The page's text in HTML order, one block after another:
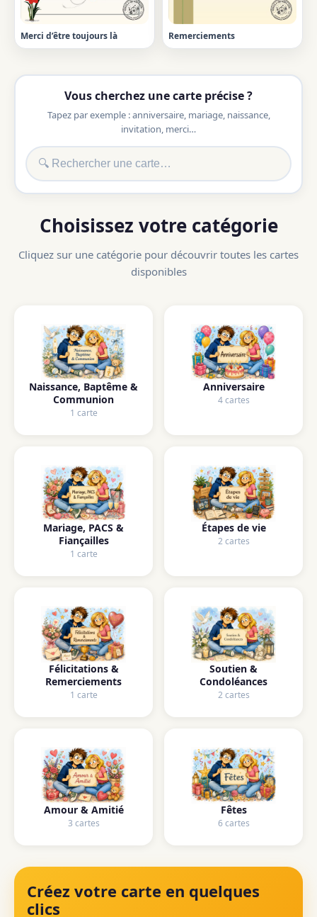
Merci d’être toujours là Remerciements
Vous cherchez une carte précise ?
Tapez par exemple : anniversaire, mariage, naissance,
invitation, merci…
Choisissez votre catégorie
Cliquez sur une catégorie pour découvrir toutes les cartes
disponibles
Naissance, Baptême &
Communion
1 carte
Anniversaire
4 cartes
Mariage, PACS &
Fiançailles
1 carte
Étapes de vie
2 cartes
Félicitations &
Remerciements
1 carte
Soutien &
Condoléances
2 cartes
Amour & Amitié
3 cartes
Fêtes
6 cartes
Créez votre carte en quelques
clics